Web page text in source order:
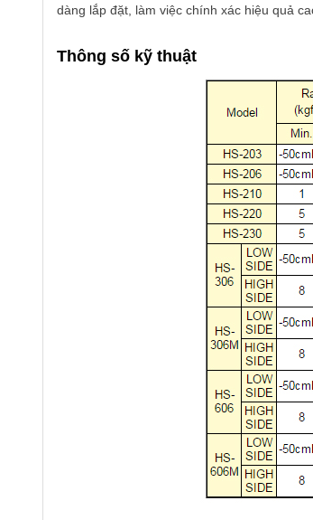
dàng lắp đặt, làm việc chính xác hiệu quả
Thông số kỹ thuật